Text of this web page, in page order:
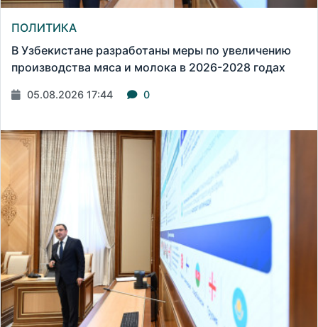
ПОЛИТИКА
В Узбекистане разработаны меры по увеличению
производства мяса и молока в 2026-2028 годах
05.08.2026 17:44 0